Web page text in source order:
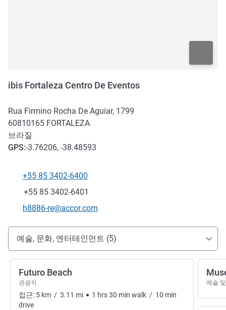
ibis Fortaleza Centro De Eventos
Rua Firmino Rocha De Aguiar, 1799
60810165 FORTALEZA
브라질
GPS:-3.76206, -38.48593
전화
+55 85 3402-6400
팩스
+55 85 3402-6401
E-mail
h8886-re@accor.com
호텔 접근 및 교통
예술, 문화, 엔터테인먼트 (5)
Futuro Beach
관광지
접근: 5 km / 3.11 mi 1 hrs30 min walk / 10 min
drive
예술